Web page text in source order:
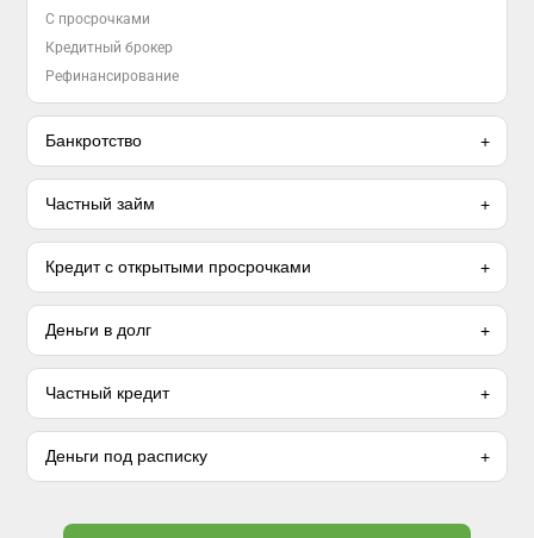
С просрочками
Кредитный брокер
Рефинансирование
Банкротство
Частный займ
Кредит с открытыми просрочками
Деньги в долг
Частный кредит
Деньги под расписку